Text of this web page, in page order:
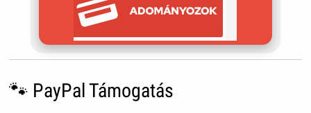
🐾 PayPal Támogatás